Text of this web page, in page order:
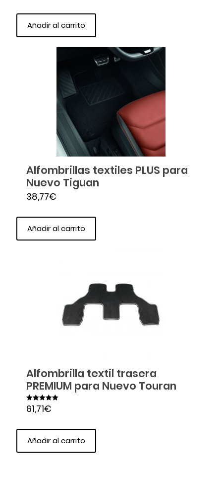
Añadir al carrito
Alfombrillas textiles PLUS para
Nuevo Tiguan
38,77€
Añadir al carrito
Alfombrilla textil trasera
PREMIUM para Nuevo Touran
Valorado en
5.00
61,71€
Añadir al carrito